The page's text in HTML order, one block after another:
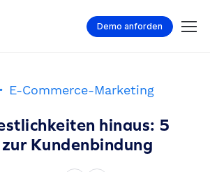
Demo anforden
· E-Commerce-Marketing
hinaus: 5
Kundenbindung